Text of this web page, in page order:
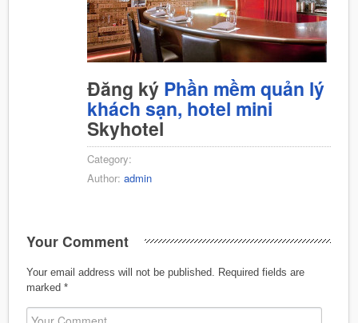
Đăng ký Phần mềm quản lý
khách sạn, hotel mini
Skyhotel
Category:
Author: admin
Your Comment
Your email address will not be published.
Required fields are
marked *